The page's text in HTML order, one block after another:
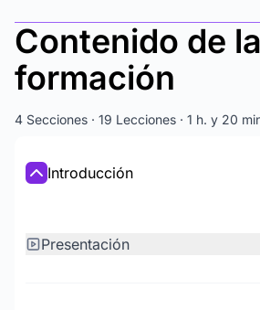
Contenido de la
formación
4 Secciones · 19 Lecciones · 1 h. y 20
Introducción
Presentación